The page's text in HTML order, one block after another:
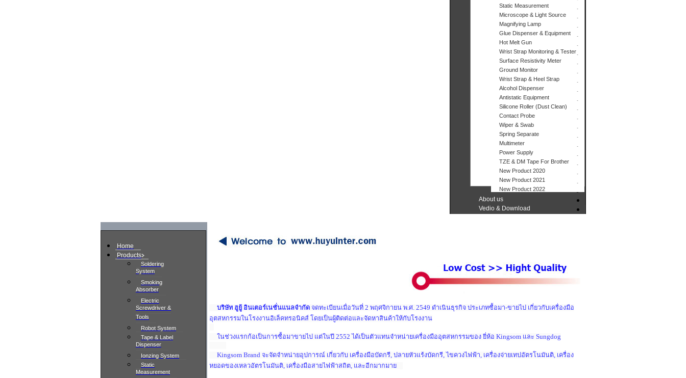
Static Measurement
Microscope & Light Source
Magnifying Lamp
Glue Dispenser & Equipment
Hot Melt Gun
Wrist Strap Monitoring & Tester
Surface Resistivity Meter
Ground Monitor
Wrist Strap & Heel Strap
Alcohol Dispenser
Antistatic Equipment
Silicone Roller (Dust Clean)
Contact Probe
Wiper & Swab
Spring Separate
Multimeter
Power Supply
TZE & DM Tape For Brother
New Product 2020
New Product 2021
New Product 2022
About us
Vedio & Download
Home
Products
Soldering
System
Smoking
Absorber
Electric
Screwdriver &
Tools
Robot System
Tape & Label
Dispenser
Ionzing System
Static
Measurement
บริษัท ฮูยู้ อินเตอร์เนชั่นแนลจำกัด จดทะเบียนเมื่อวันที่ 2 พฤศจิกายน พ.ศ. 2549 ดำเนินธุรกิจ ประเภทซื้อมา-ขายไป เกี่ยวกับเครื่องมือ
อุตสหกรรมในโรงงานอิเล็คทรอนิคส์ โดยเป็นผู้ติดต่อและจัดหาสินค้าให้กับโรงงาน
ในช่วงแรกก้อเป็นการซื้อมาขายไป แต่ในปี 2552 ได้เป็นตัวแทนจำหน่ายเครื่องมืออุตสหกรรมของ ยี่ห้อ Kingsom และ Sungdog
Kingsom Brand จะจัดจำหน่ายอุปการณ์ เกี่ยวกับ เครื่องมือบัดกรี, ปลายหัวแร้งบัดกรี, ไขควงไฟฟ้า, เครื่องจ่ายเทปอัตรโนมันติ, เครื่อง
หยอดของเหลวอัตรโนมันติ, เครื่องมือสายไฟฟ้าสถิต, และอีกมากมาย